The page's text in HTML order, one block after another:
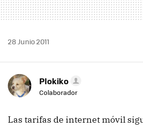
28 Junio 2011
Plokiko
Colaborador
Las tarifas de internet móvil